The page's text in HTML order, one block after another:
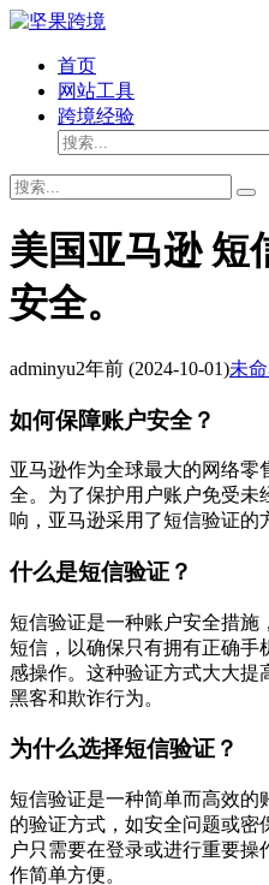
首页
网站工具
跨境经验
美国亚马逊 短
安全。
adminyu2年前 (2024-10-01)未
如何保障账户安全？
亚马逊作为全球最大的网络
全。为了保护用户账户免受未
响，亚马逊采用了短信验证的
什么是短信验证？
短信验证是一种账户安全措施
短信，以确保只有拥有正确手
感操作。这种验证方式大大提
黑客和欺诈行为。
为什么选择短信验证？
短信验证是一种简单而高效的
的验证方式，如安全问题或密
户只需要在登录或进行重要
作简单方便。